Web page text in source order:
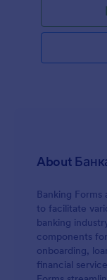
About
Banking Forms
to facilitate
banking
components
onboarding,
financial